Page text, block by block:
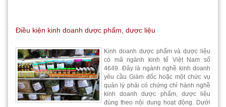
Điều kiện kinh doanh dược phẩm, dược liệu
Kinh doanh dược phẩm và dược liệu
có mã ngành kinh tế Việt Nam số
4649. Đây là ngành nghề kinh doanh
yêu cầu Giám đốc hoặc một chức vụ
quản lý phải có chứng chỉ hành nghề
kinh doanh dược phẩm, dược liệu
đúng theo nội dung hoạt động. Dưới